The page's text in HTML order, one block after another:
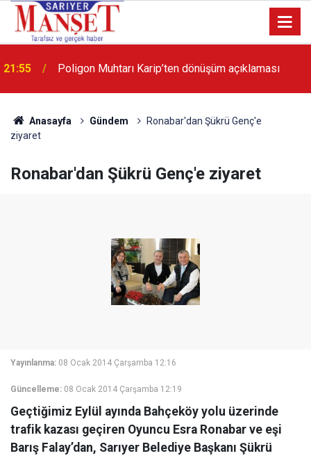
Poligon Muhtarı Karip’ten dönüşüm açıklaması
13:36 'Poligon'da İstanbul'a örnek proje gerçekleştirilecek'
Anasayfa Gündem
Ronabar'dan Şükrü Genç'e
ziyaret
Ronabar'dan Şükrü Genç'e ziyaret
Yayınlanma: 08 Ocak 2014 Çarşamba 12:16
Güncelleme: 08 Ocak 2014 Çarşamba 12:19
Geçtiğimiz Eylül ayında Bahçeköy yolu üzerinde
trafik kazası geçiren Oyuncu Esra Ronabar ve eşi
Barış Falay’dan, Sarıyer Belediye Başkanı Şükrü